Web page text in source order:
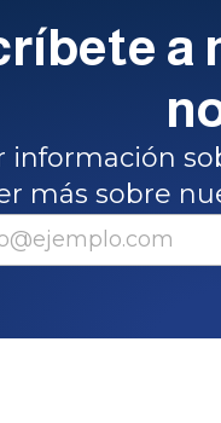
a
información
más sobre